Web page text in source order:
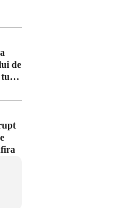
de
tun